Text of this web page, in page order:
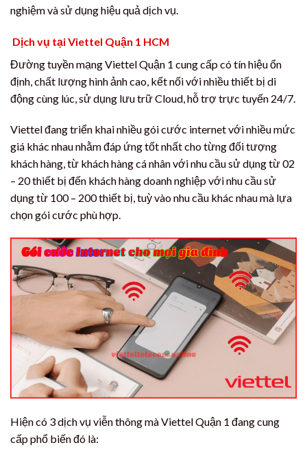
nghiệm và sử dụng hiệu quả dịch vụ.
Dịch vụ tại Viettel Quận 1 HCM
Đường tuyền mạng Viettel Quận 1 cung cấp có tín hiệu ổn
định, chất lượng hình ảnh cao, kết nối với nhiều thiết bị di
động cùng lúc, sử dụng lưu trữ Cloud, hỗ trợ trực tuyến 24/7.
Viettel đang triển khai nhiều gói cước internet với nhiều mức
giá khác nhau nhằm đáp ứng tốt nhất cho từng đối tượng
khách hàng, từ khách hàng cá nhân với nhu cầu sử dụng từ 02
– 20 thiết bị đến khách hàng doanh nghiệp với nhu cầu sử
dụng từ 100 – 200 thiết bị, tuỳ vào nhu cầu khác nhau mà lựa
chọn gói cước phù hợp.
Hiện có 3 dịch vụ viễn thông mà Viettel Quận 1 đang cung
cấp phổ biến đó là: